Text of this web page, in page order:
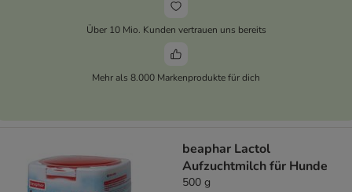
Über 10 Mio. Kunden vertrauen uns bereits
Mehr als 8.000 Markenprodukte für dich
beaphar Lactol
Aufzuchtmilch für Hunde
500 g